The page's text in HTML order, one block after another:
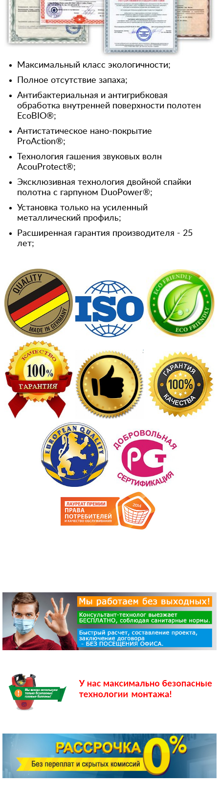
Максимальный класс экологичности;
Полное отсутствие запаха;
Антибактериальная и антигрибковая
обработка внутренней поверхности полотен
EcoBIO®;
Антистатическое нано-покрытие
ProAction®;
Технология гашения звуковых волн
AcouProtect®;
Эксклюзивная технология двойной спайки
полотна с гарпуном DuoPower®;
Установка только на усиленный
металлический профиль;
Расширенная гарантия производителя - 25
лет;